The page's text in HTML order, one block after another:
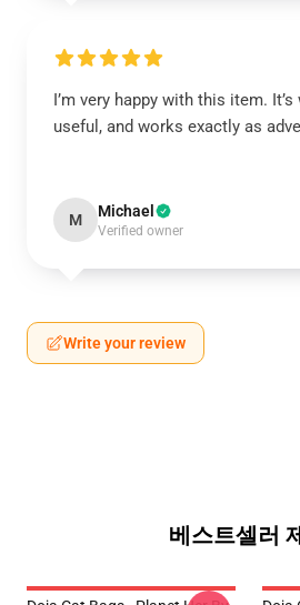
I’m very happy with this item.
useful, and works exactly as
M Michael
Verified owner
Write your review
베스트셀러